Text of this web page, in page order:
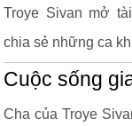
Troye Sivan mở
chia sẻ những ca
Cuộc sống
Cha của Troye